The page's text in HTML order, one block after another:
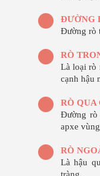
ĐƯỜNG
Đường rò
RÒ
Là loại rò
cạnh hậu
RÒ QUA
Đường rò
apxe
RÒ
Là hậu